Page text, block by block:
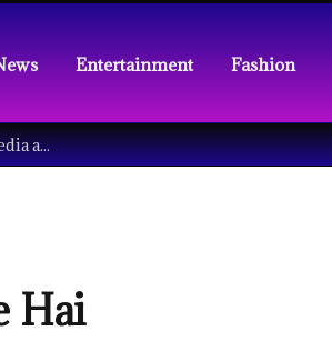
Entertainment Fashion
Understanding the Tech Revolution in Global Football Media and Fan Culture
Hai